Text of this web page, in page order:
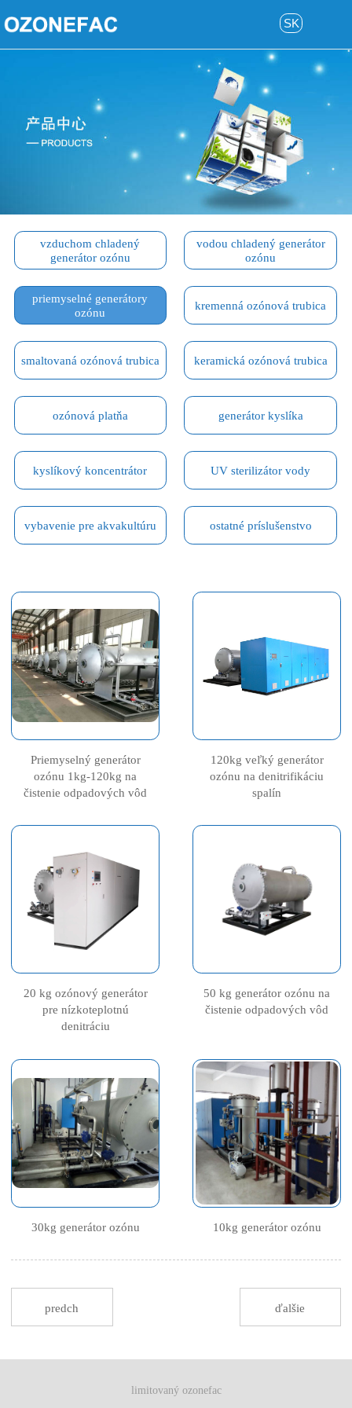
SK
vzduchom chladený
generátor ozónu
vodou chladený generátor
ozónu
priemyselné generátory
ozónu
kremenná ozónová trubica
smaltovaná ozónová trubica keramická ozónová trubica
ozónová platňa generátor kyslíka
kyslíkový koncentrátor UV sterilizátor vody
vybavenie pre akvakultúru ostatné príslušenstvo
Priemyselný generátor
ozónu 1kg-120kg na
čistenie odpadových vôd
120kg veľký generátor
ozónu na denitrifikáciu
spalín
20 kg ozónový generátor
pre nízkoteplotnú
denitráciu
50 kg generátor ozónu na
čistenie odpadových vôd
30kg generátor ozónu 10kg generátor ozónu
predch ďalšie
limitovaný ozonefac